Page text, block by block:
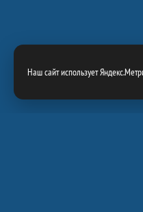
Наш сайт использует